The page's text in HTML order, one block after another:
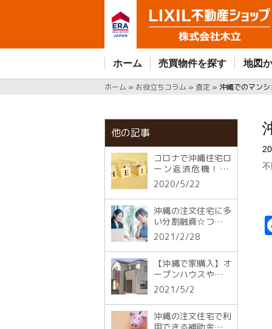
ホーム 売買物件を探す 地図
ホーム » お役立ちコラム » 査定 » 沖縄でのマン
他の記事
コロナで沖縄住宅ロ
ーン返済危機！NG
対策と今やる対策
2020/5/22
沖縄の注文住宅に多
い分割融資☆つなぎ
融資とは何が違う？
2021/2/28
【沖縄で家購入】オ
ープンハウスや現地
見学でのチェックポ
イント
2021/5/2
沖縄の注文住宅で利